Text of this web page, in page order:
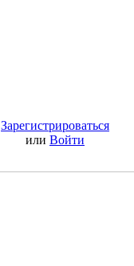
Зарегистрироваться
или Войти